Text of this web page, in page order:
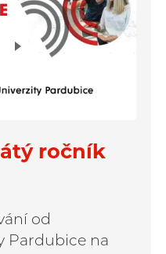
ročník
od
Pardubice na